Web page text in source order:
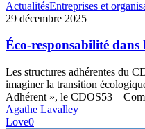
Éco-
responsabilité
le
ActualitésEntreprises et
29 décembre 2025
Éco-responsabilité dans
Les structures adhérentes du
imaginer la transition
Adhérent », le CDOS53 –
Agathe Lavalley
Love0